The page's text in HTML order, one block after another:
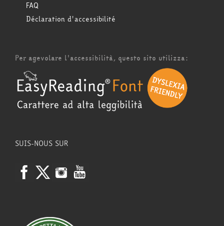
FAQ
Déclaration d'accessibilité
Per agevolare l'accessibilità, questo sito utilizza:
SUIS-NOUS SUR